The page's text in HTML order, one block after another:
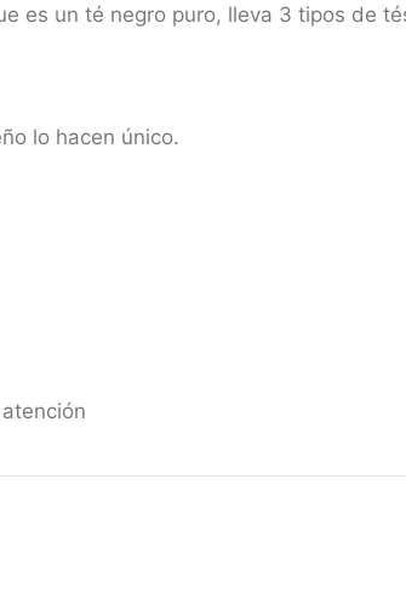
es un té negro puro, lleva 3 tipos de
lo hacen único.